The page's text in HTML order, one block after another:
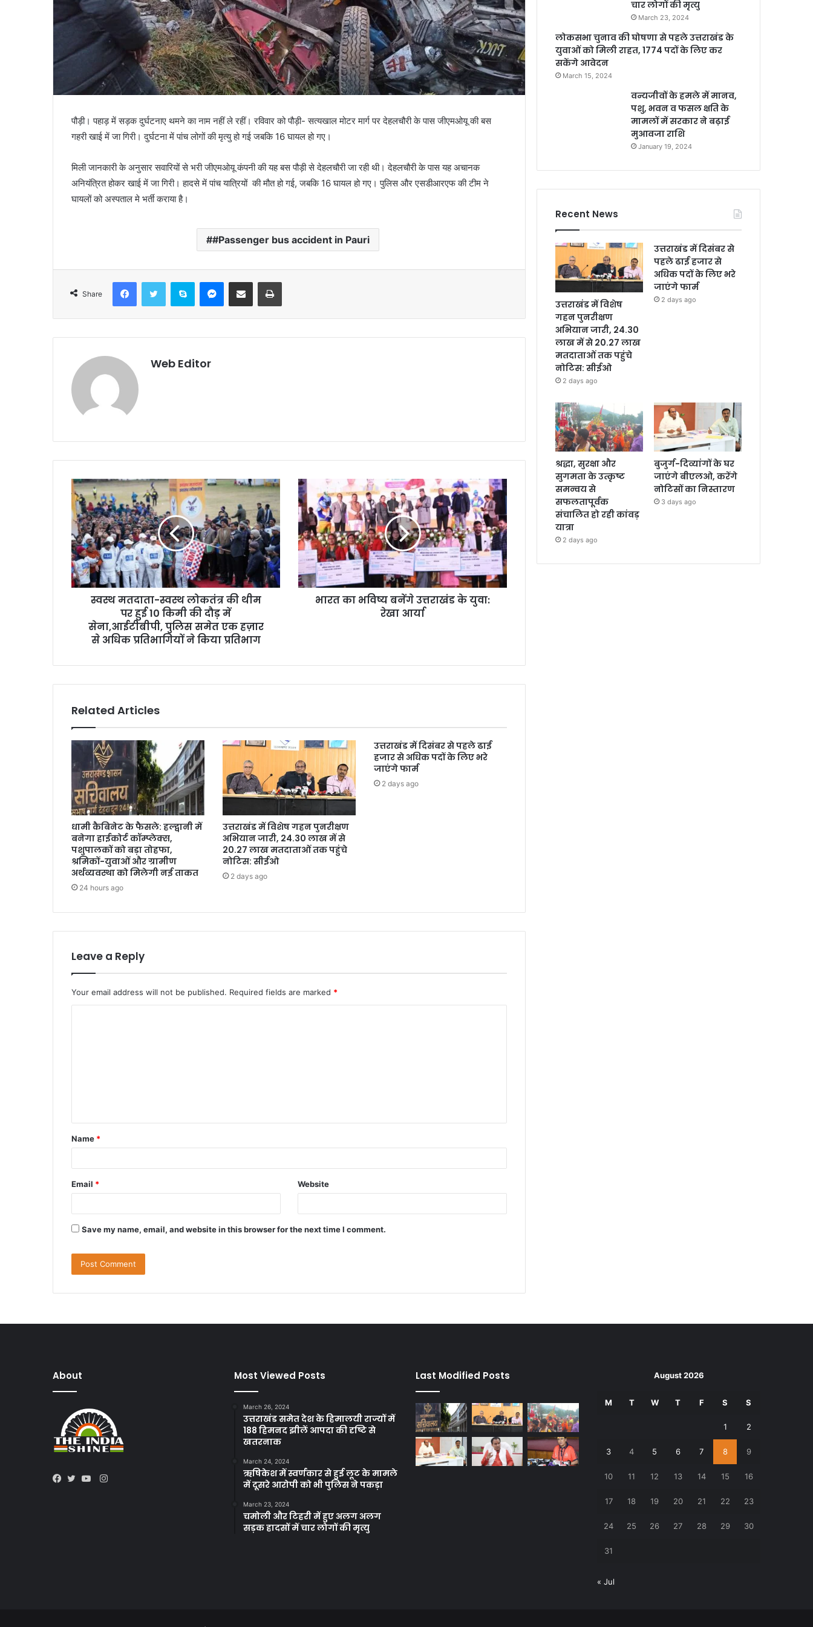
पौड़ी। पहाड़ में सड़क दुर्घटनाए थमने का नाम नहीं ले रहीं। रविवार को पौड़ी- सत्यखाल मोटर मार्ग पर देहलचौरी के पास जीएमओयू की बस
गहरी खाई में जा गिरी। दुर्घटना में पांच लोगों की मृत्यु हो गई जबकि 16 घायल हो गए।
मिली जानकारी के अनुसार सवारियों से भरी जीएमओयू कंपनी की यह बस पौड़ी से देहलचौरी जा रही थी। देहलचौरी के पास यह अचानक
अनियंत्रित होकर खाई में जा गिरी। हादसे में पांच यात्रियों की मौत हो गई, जबकि 16 घायल हो गए। पुलिस और एसडीआरएफ की टीम ने
घायलों को अस्पताल मे भर्ती कराया है।
#Passenger bus accident in Pauri
Share
Web Editor
स्वस्थ मतदाता-स्वस्थ लोकतंत्र की थीम
पर हुई 10 किमी की दौड़ में
सेना,आईटीबीपी, पुलिस समेत एक हज़ार
से अधिक प्रतिभागियों ने किया प्रतिभाग
भारत का भविष्य बनेंगे उत्तराखंड के युवा:
रेखा आर्या
Related Articles
धामी कैबिनेट के फैसले: हल्द्वानी में
बनेगा हाईकोर्ट कॉम्प्लेक्स,
पशुपालकों को बड़ा तोहफा,
श्रमिकों-युवाओं और ग्रामीण
अर्थव्यवस्था को मिलेगी नई ताकत
24 hours ago
उत्तराखंड में विशेष गहन पुनरीक्षण
अभियान जारी, 24.30 लाख में से
20.27 लाख मतदाताओं तक पहुंचे
नोटिस: सीईओ
2 days ago
उत्तराखंड में दिसंबर से पहले ढाई
हजार से अधिक पदों के लिए भरे
जाएंगे फार्म
2 days ago
Leave a Reply
Your email address will not be published. Required fields are marked *
t
*
Name *
Email * Website
Save my name, email, and website in this browser for the next time I comment.
चार लोगों की मृत्यु
March 23, 2024
लोकसभा चुनाव की घोषणा से पहले उत्तराखंड के
युवाओं को मिली राहत, 1774 पदों के लिए कर
सकेंगे आवेदन
March 15, 2024
वन्यजीवों के हमले में मानव,
पशु, भवन व फसल क्षति के
मामलों में सरकार ने बढ़ाई
मुआवजा राशि
January 19, 2024
Recent News
उत्तराखंड में विशेष
गहन पुनरीक्षण
अभियान जारी, 24.30
लाख में से 20.27 लाख
मतदाताओं तक पहुंचे
नोटिस: सीईओ
2 days ago
उत्तराखंड में दिसंबर से
पहले ढाई हजार से
अधिक पदों के लिए भरे
जाएंगे फार्म
2 days ago
श्रद्धा, सुरक्षा और
सुगमता के उत्कृष्ट
समन्वय से
सफलतापूर्वक
संचालित हो रही कांवड़
यात्रा
2 days ago
बुजुर्ग-दिव्यांगों के घर
जाएंगे बीएलओ, करेंगे
नोटिसों का निस्तारण
3 days ago
About
Instagram
Most Viewed Posts
March 26, 2024
उत्तराखंड समेत देश के हिमालयी राज्यों में
188 हिमनद झीलें आपदा की दृष्टि से
खतरनाक
March 24, 2024
ऋषिकेश में स्वर्णकार से हुई लूट के मामले
में दूसरे आरोपी को भी पुलिस ने पकड़ा
March 23, 2024
चमोली और टिहरी में हुए अलग अलग
सड़क हादसों में चार लोगों की मृत्यु
Last Modified Posts August 2026
M T W T F S S
1 2
3 4 5 6 7 8 9
10 11 12 13 14 15 16
17 18 19 20 21 22 23
24 25 26 27 28 29 30
31
« Jul